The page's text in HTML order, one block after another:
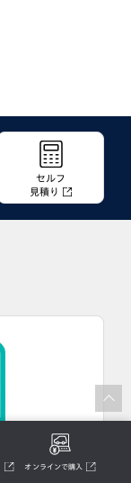
セルフ
見積り
オンラインで購入